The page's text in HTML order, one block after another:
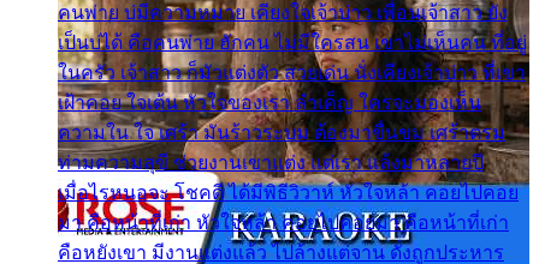
คนพ่าย บ่มีความหมาย เคียงใจเจ้าบ่าว เพื่อนเจ้าสาว ยัง
เป็นบ่ได้ คือคนพ่าย ฮักคน ไม่มีใครสน เขาไม่เห็นคน ที่อยู่
ในครัว เจ้าสาว ก็มัวแต่งตัว สวยเด่น นั่งเคียงเจ้าบ่าว ที่เขา
เฝ้าคอย ใจเต้น หัวใจของเรา ลำเค็ญ ใครจะมองเห็น
ความใน ใจ เศร้า มันร้าวระบม ต้องมาขื่นขม เศร้าตรม
ท่ามความสุขี ช่วยงานเขาแต่ง แต่เรา แล้งมาหลายปี
เมื่อไรหนอจะ โชคดี ได้มีพิธีวิวาห์ หัวใจหล้า คอยไปคอย
มา คือหน้าที่เก่า หัวใจหล้า คอยไปคอยมา คือหน้าที่เก่า
คือหยังเขา มีงานแต่งแล้ว ไปล้างแต่จาน ดั่งถูกประหาร